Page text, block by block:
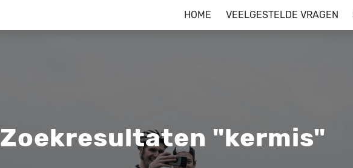
HOME VEELGESTELDE VRAGEN
Zoekresultaten "kermis"